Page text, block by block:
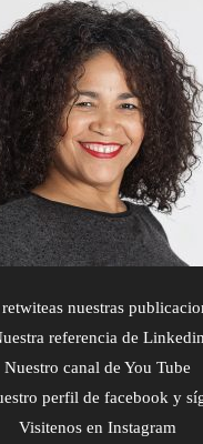
nuestras
referencia de Linkedin
Nuestro canal de You Tube
perfil de facebook y
Visitenos en Instagram